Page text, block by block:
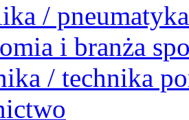
/
i branża
/ technika